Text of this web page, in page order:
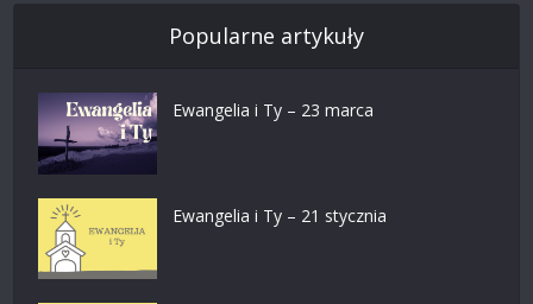
Popularne artykuły
Ewangelia i Ty – 23 marca
Ewangelia i Ty – 21 stycznia